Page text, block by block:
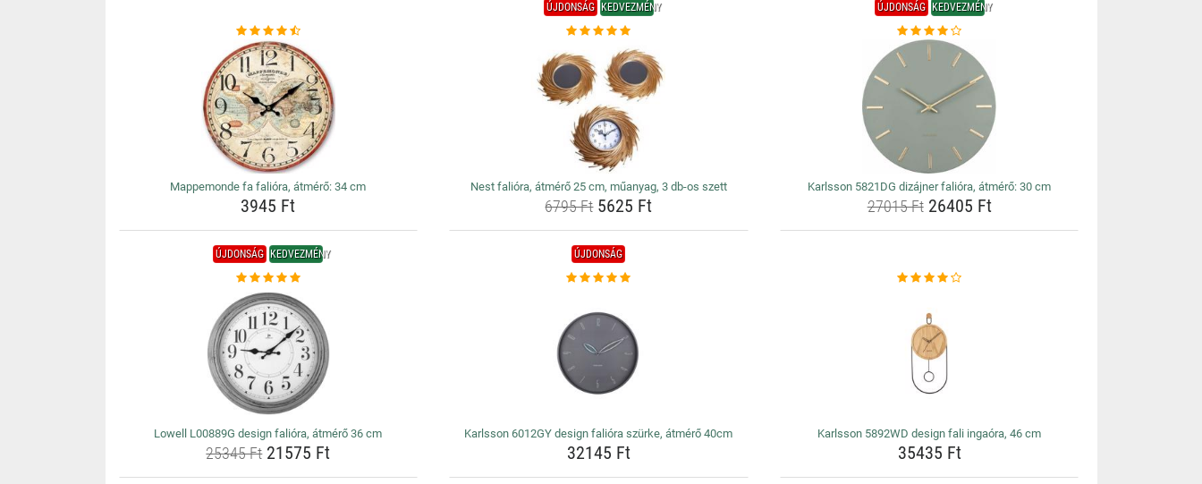
Mappemonde fa falióra, átmérő: 34 cm
3945 Ft
ÚJDONSÁG KEDVEZMÉNY
Nest falióra, átmérő 25 cm, műanyag, 3 db-os szett
6795 Ft5625 Ft
ÚJDONSÁG KEDVEZMÉNY
Karlsson 5821DG dizájner falióra, átmérő: 30 cm
27015 Ft26405 Ft
ÚJDONSÁG KEDVEZMÉNY
Lowell L00889G design falióra, átmérő 36 cm
25345 Ft21575 Ft
ÚJDONSÁG
Karlsson 6012GY design falióra szürke, átmérő 40cm
32145 Ft
Karlsson 5892WD design fali ingaóra, 46 cm
35435 Ft